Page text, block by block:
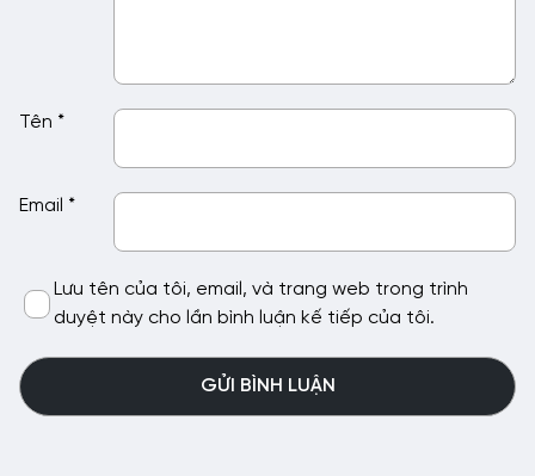
Tên *
Email *
Lưu tên của tôi, email, và trang web trong trình
duyệt này cho lần bình luận kế tiếp của tôi.